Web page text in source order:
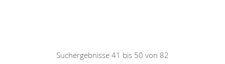
Suchergebnisse 41 bis 50 von 82